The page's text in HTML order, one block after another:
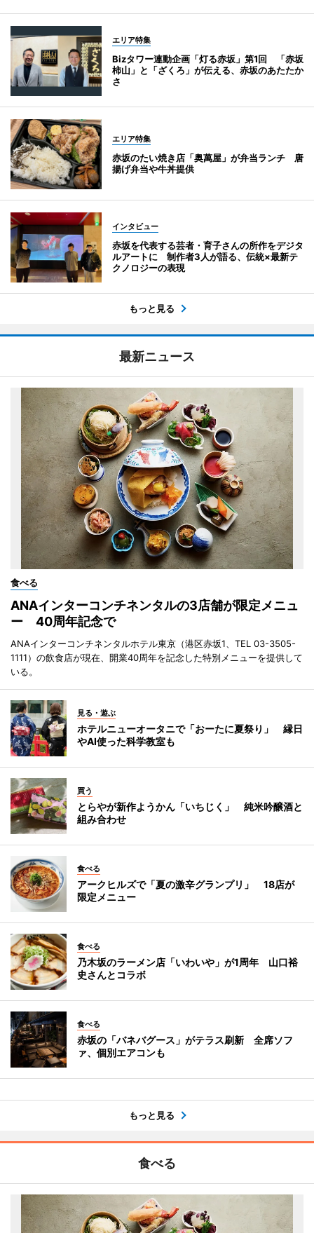
エリア特集
Bizタワー連動企画「灯る赤坂」第1回 「赤坂
柿山」と「ざくろ」が伝える、赤坂のあたたか
さ
エリア特集
赤坂のたい焼き店「奥萬屋」が弁当ランチ 唐
揚げ弁当や牛丼提供
インタビュー
赤坂を代表する芸者・育子さんの所作をデジタ
ルアートに 制作者3人が語る、伝統×最新テ
クノロジーの表現
もっと見る
最新ニュース
食べる
ANAインターコンチネンタルの3店舗が限定メニュ
ー 40周年記念で
ANAインターコンチネンタルホテル東京（港区赤坂1、TEL 03-3505-
1111）の飲食店が現在、開業40周年を記念した特別メニューを提供して
いる。
見る・遊ぶ
ホテルニューオータニで「おーたに夏祭り」 縁日
やAI使った科学教室も
買う
とらやが新作ようかん「いちじく」 純米吟醸酒と
組み合わせ
食べる
アークヒルズで「夏の激辛グランプリ」 18店が
限定メニュー
食べる
乃木坂のラーメン店「いわいや」が1周年 山口裕
史さんとコラボ
食べる
赤坂の「バネバグース」がテラス刷新 全席ソフ
ァ、個別エアコンも
もっと見る
食べる